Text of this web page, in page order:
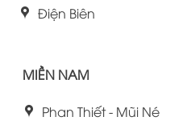
Điện Biên
MIỀN NAM
Phan Thiết - Mũi Né